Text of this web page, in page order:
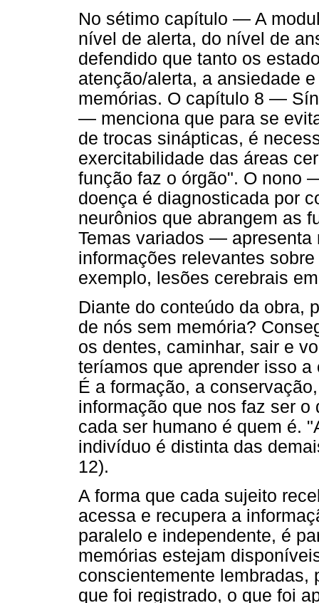
No sétimo capítulo — A
nível de alerta, do nível de
defendido que tanto os
atenção/alerta, a ansiedade
memórias. O capítulo 8 —
— menciona que para se
de trocas sinápticas, é
exercitabilidade das áreas
função faz o órgão". O nono
doença é diagnosticada por
neurônios que abrangem as
Temas variados — apresenta
informações relevantes
exemplo, lesões cerebrais
Diante do conteúdo da obra,
de nós sem memória?
os dentes, caminhar, sair e
teríamos que aprender isso
É a formação, a
informação que nos faz ser
cada ser humano é quem é.
indivíduo é distinta das
12).
A forma que cada sujeito
acessa e recupera a
paralelo e independente, é
memórias estejam
conscientemente lembradas,
que foi registrado, o que foi